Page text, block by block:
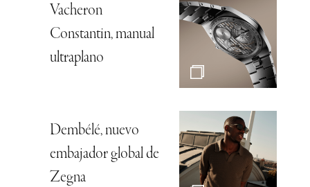
Vacheron
Constantin, manual
ultraplano
Dembélé, nuevo
embajador global de
Zegna